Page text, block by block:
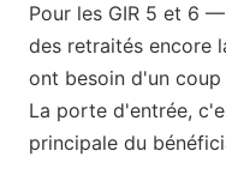
Pour les GIR 5 et 6
des retraités encore
ont besoin d'un
La porte d'entrée,
principale du